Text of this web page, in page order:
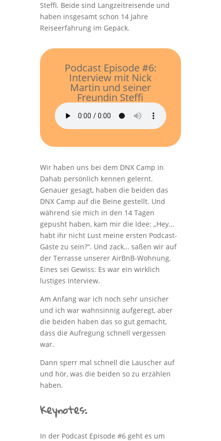
Steffi. Beide sind Langzeitreisende und
haben insgesamt schon 14 Jahre
Reiseerfahrung im Gepäck.
Podcast Episode #6:
Interview mit Nick
Martin und seiner
Freundin Steffi
Wir haben uns bei dem DNX Camp in
Dahab persönlich kennen gelernt.
Genauer gesagt, haben die beiden das
DNX Camp auf die Beine gestellt. Und
während sie mich in den 14 Tagen
gepusht haben, kam mir die Idee: „Hey…
habt ihr nicht Lust meine ersten Podcast-
Gäste zu sein?“. Und zack… saßen wir auf
der Terrasse unserer AirBnB-Wohnung.
Eines sei Gewiss: Es war ein wirklich
lustiges Interview.
Am Anfang war ich noch sehr unsicher
und ich war wahnsinnig aufgeregt, aber
die beiden haben das so gut gemacht,
dass die Aufregung schnell vergessen
war.
Dann sperr mal schnell die Lauscher auf
und hör, was die beiden so zu erzählen
haben.
Keynotes:
In der Podcast Episode #6 geht es um